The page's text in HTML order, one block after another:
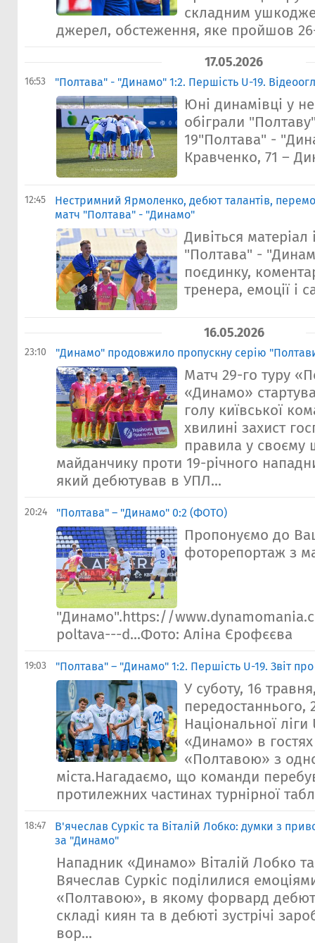
складним
джерел, обстеження, яке пройшов
17.05.2026
16:53 "Полтава" - "Динамо" 1:2. Першість U-19.
Юні динамівці у
обіграли
19"Полтава" -
Кравченко, 71 –
12:45
Нестримний Ярмоленко, дебют талантів,
матч "Полтава" - "Динамо"
Дивіться матеріал
"Полтава" -
поєдинку,
тренера, емоції і
16.05.2026
23:10 "Динамо" продовжило пропускну серію
Матч 29-го туру
«Динамо»
голу київської
хвилині захист
правила у
майданчику проти 19-річного
який дебютував в УПЛ...
20:24 "Полтава" – "Динамо" 0:2 (ФОТО)
Пропонуємо до
фоторепортаж з
"Динамо".https://
poltava---d...Фото: Аліна Єрофєєва
19:03 "Полтава" – "Динамо" 1:2. Першість U-19. Звіт
У суботу, 16
передостаннього,
Національної ліги
«Динамо» в гостях
«Полтавою» з
міста.Нагадаємо, що команди
протилежних частинах турнірної
18:47
В'ячеслав Суркіс та Віталій Лобко: думки з
за "Динамо"
Нападник «Динамо» Віталій Лобко
Вячеслав Суркіс поділилися
«Полтавою», в якому форвард
складі киян та в дебюті зустрічі
вор...